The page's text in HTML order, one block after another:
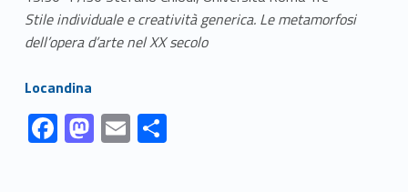
Stile individuale e creatività generica. Le metamorfosi
dell’opera d’arte nel XX secolo
Link identifier #identifier__97785-1Locandina
Link identifier #identifier__117646-1
F
ac
Link identifier #identifier__150508-2 M
as
Link identifier #identifier__74968-3 E
m
Link identifier #identifier__165161-4 S
h